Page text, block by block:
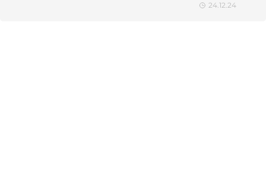
24.12.24